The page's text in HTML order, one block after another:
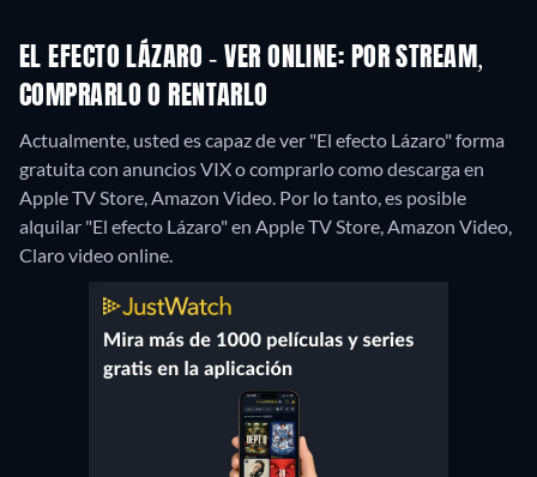
EL EFECTO LÁZARO - VER ONLINE: POR STREAM,
COMPRARLO O RENTARLO
Actualmente, usted es capaz de ver "El efecto Lázaro" forma
gratuita con anuncios VIX o comprarlo como descarga en
Apple TV Store, Amazon Video. Por lo tanto, es posible
alquilar "El efecto Lázaro" en Apple TV Store, Amazon Video,
Claro video online.